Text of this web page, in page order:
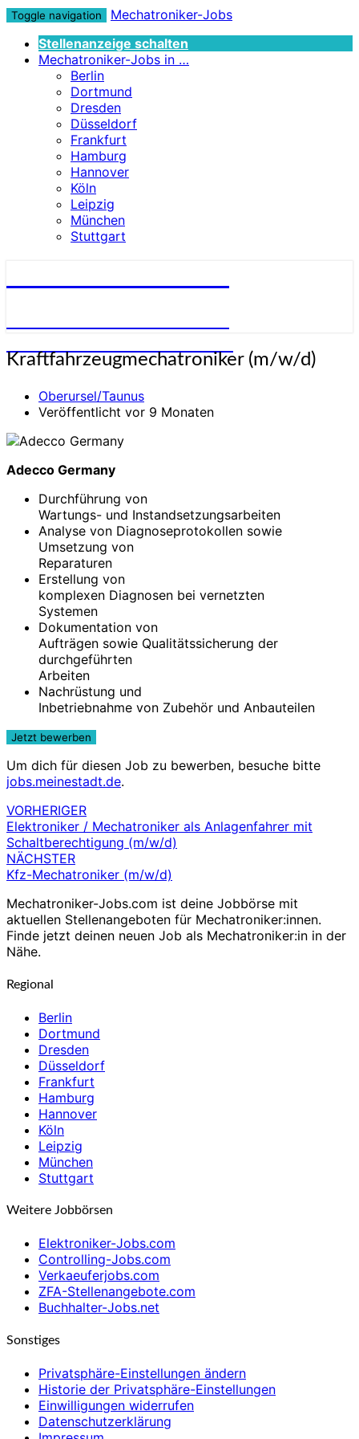
Toggle navigation
Mechatroniker-Jobs
Stellenanzeige schalten
Mechatroniker-Jobs in …
Berlin
Dortmund
Dresden
Düsseldorf
Frankfurt
Hamburg
Hannover
Köln
Leipzig
München
Stuttgart
Kraftfahrzeugmechatroniker
Kraftfahrzeugmechatroniker (m/w/d)
Oberursel/Taunus
Veröffentlicht vor 9 Monaten
Adecco Germany
Durchführung von
Wartungs- und Instandsetzungsarbeiten
Analyse von Diagnoseprotokollen sowie
Umsetzung von
Reparaturen
Erstellung von
komplexen Diagnosen bei vernetzten
Systemen
Dokumentation von
Aufträgen sowie Qualitätssicherung der
durchgeführten
Arbeiten
Nachrüstung und
Inbetriebnahme von Zubehör und Anbauteilen
Um dich für diesen Job zu bewerben, besuche bitte
jobs.meinestadt.de.
Beitragsnavigation
VORHERIGER
Elektroniker / Mechatroniker als Anlagenfahrer mit
Schaltberechtigung (m/w/d)
NÄCHSTER
Kfz-Mechatroniker (m/w/d)
Mechatroniker-Jobs.com ist deine Jobbörse mit
aktuellen Stellenangeboten für Mechatroniker:innen.
Finde jetzt deinen neuen Job als Mechatroniker:in in der
Nähe.
Regional
Berlin
Dortmund
Dresden
Düsseldorf
Frankfurt
Hamburg
Hannover
Köln
Leipzig
München
Stuttgart
Weitere Jobbörsen
Elektroniker-Jobs.com
Controlling-Jobs.com
Verkaeuferjobs.com
ZFA-Stellenangebote.com
Buchhalter-Jobs.net
Sonstiges
Privatsphäre-Einstellungen ändern
Historie der Privatsphäre-Einstellungen
Einwilligungen widerrufen
Datenschutzerklärung